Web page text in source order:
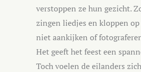
verstoppen ze hun gezicht.
zingen liedjes en kloppen
niet aankijken of
Het geeft het feest een
Toch voelen de eilanders